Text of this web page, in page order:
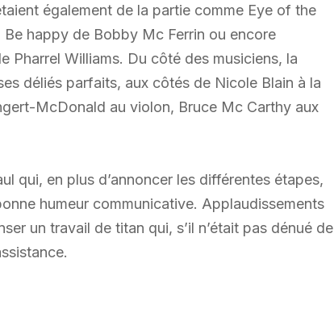
également de la partie comme Eye of the
happy de Bobby Mc Ferrin ou encore
Pharrel Williams. Du côté des musiciens, la
déliés parfaits, aux côtés de Nicole Blain à la
McDonald au violon, Bruce Mc Carthy aux
qui, en plus d’annoncer les différentes étapes,
humeur communicative. Applaudissements
un travail de titan qui, s’il n’était pas dénué de